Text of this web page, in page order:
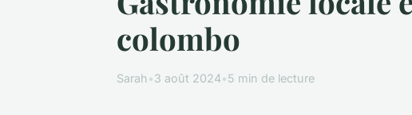
colombo
Sarah•3 août 2024•5 min de lecture